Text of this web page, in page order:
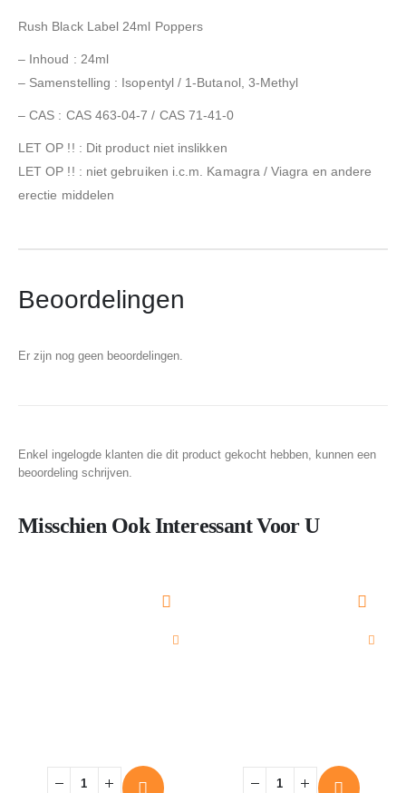
Rush Black Label 24ml Poppers
– Inhoud : 24ml
– Samenstelling : Isopentyl / 1-Butanol, 3-Methyl
– CAS : CAS 463-04-7 / CAS 71-41-0
LET OP !! : Dit product niet inslikken
LET OP !! : niet gebruiken i.c.m. Kamagra / Viagra en andere
erectie middelen
Beoordelingen
Er zijn nog geen beoordelingen.
Enkel ingelogde klanten die dit product gekocht hebben, kunnen een
beoordeling schrijven.
Misschien Ook Interessant Voor U